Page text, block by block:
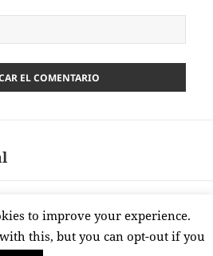
to improve your experience.
this, but you can opt-out if you